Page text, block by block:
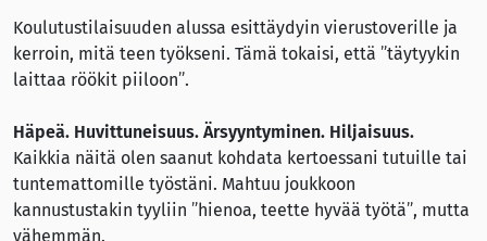
Koulutustilaisuuden alussa esittäydyin vierustoverille ja
kerroin, mitä teen työkseni. Tämä tokaisi, että ”täytyykin
laittaa röökit piiloon”.
Häpeä. Huvittuneisuus. Ärsyyntyminen. Hiljaisuus.
Kaikkia näitä olen saanut kohdata kertoessani tutuille tai
tuntemattomille työstäni. Mahtuu joukkoon
kannustustakin tyyliin ”hienoa, teette hyvää työtä”, mutta
vähemmän.